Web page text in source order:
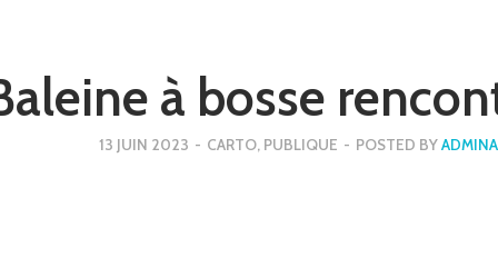
à bosse
13 JUIN 2023 - CARTO, PUBLIQUE - POSTED BY